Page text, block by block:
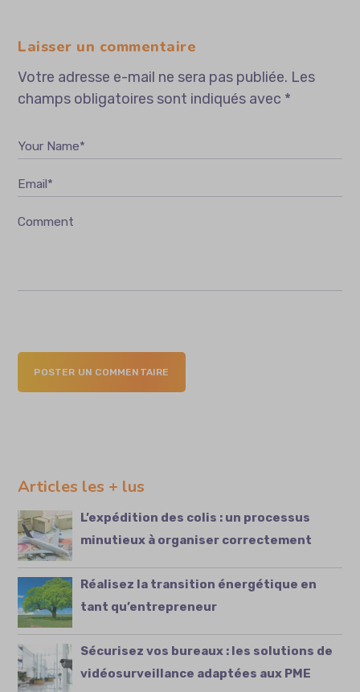
Laisser un commentaire
Votre adresse e-mail ne sera pas publiée. Les
champs obligatoires sont indiqués avec *
Your Name*
Email*
Comment
POSTER UN COMMENTAIRE
Articles les + lus
L’expédition des colis : un processus
minutieux à organiser correctement
Réalisez la transition énergétique en
tant qu’entrepreneur
Sécurisez vos bureaux : les solutions de
vidéosurveillance adaptées aux PME